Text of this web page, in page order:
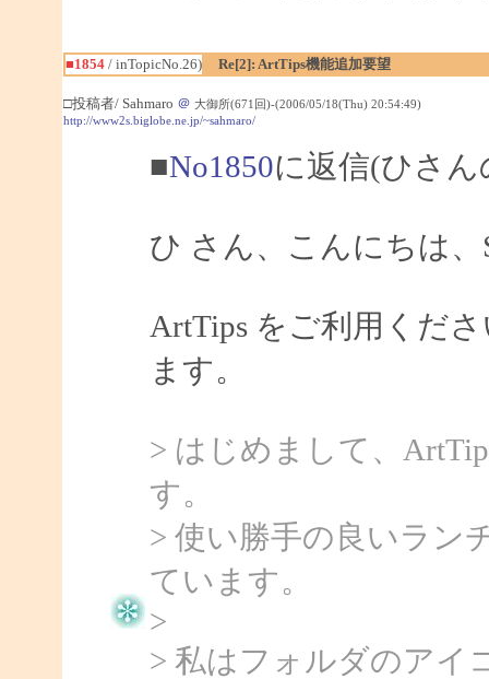
■1854/ inTopicNo.26) Re[2]: ArtTips機能追加要望
□投稿者/ Sahmaro ＠ 大御所(671回)-(2006/05/18(Thu) 20:54:49)
http://www2s.biglobe.ne.jp/~sahmaro/
■No1850に返信(ひさん
ひ さん、こんにちは、
ArtTips をご利用くだ
ます。
> はじめまして、
す。
> 使い勝手の良いラン
ています。
>
> 私はフォルダのアイ